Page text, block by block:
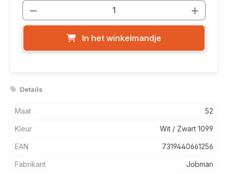
Producthoeveelheid: Voer de
In het winkelmandje
Details
Maat 52
Kleur Wit / Zwart 1099
EAN 7319440661256
Fabrikant Jobman